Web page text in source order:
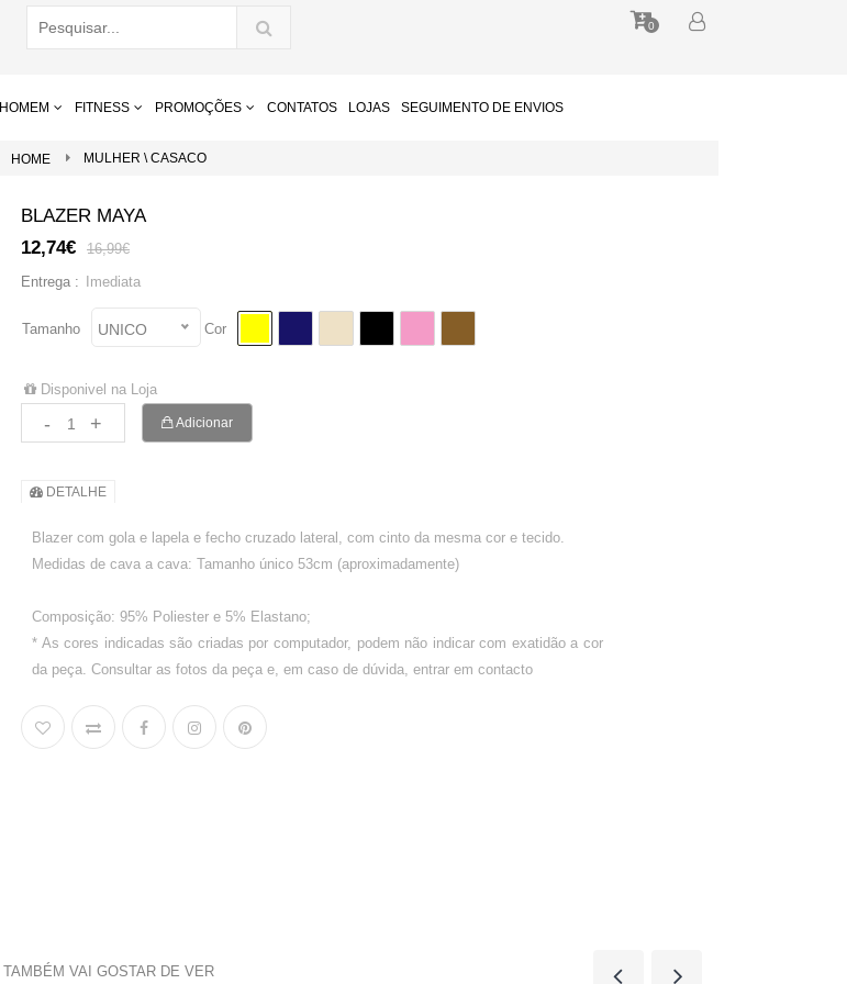
0
HOMEM FITNESS PROMOÇÕES CONTATOS LOJAS SEGUIMENTO DE ENVIOS
HOME MULHER \ CASACO
BLAZER MAYA
12,74€
16,99€
Entrega : Imediata
Tamanho UNICO Cor
Disponivel na Loja
- + Adicionar
DETALHE
Blazer com gola e lapela e fecho cruzado lateral, com cinto da mesma cor e tecido.
Medidas de cava a cava: Tamanho único 53cm (aproximadamente)
Composição: 95% Poliester e 5% Elastano;
* As cores indicadas são criadas por computador, podem não indicar com exatidão a cor
da peça. Consultar as fotos da peça e, em caso de dúvida, entrar em contacto
TAMBÉM VAI GOSTAR DE VER